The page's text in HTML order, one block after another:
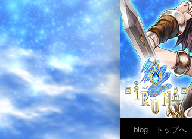
blog トップへ